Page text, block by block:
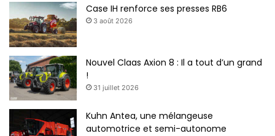
Case IH renforce ses presses RB6
3 août 2026
Nouvel Claas Axion 8 : Il a tout d’un grand
!
31 juillet 2026
Kuhn Antea, une mélangeuse
automotrice et semi-autonome